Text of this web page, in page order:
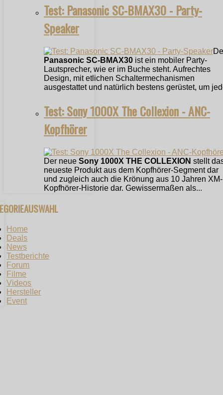
Test: Panasonic SC-BMAX30 - Party-
Speaker
Panasonic SC-BMAX30 ist ein mobiler Party-
Lautsprecher, wie er im Buche steht. Aufrechtes
Design, mit etlichen Schaltermechanismen
ausgestattet und natürlich bestens gerüstet, um
Test: Sony 1000X The Collexion - ANC-
Kopfhörer
Der neue Sony 1000X THE COLLEXION stellt
neueste Produkt aus dem Kopfhörer-Segment dar
und zugleich auch die Krönung aus 10 Jahren XM-
Kopfhörer-Historie dar. Gewissermaßen als...
Home
Deals
News
Testberichte
Forum
Filme
Videos
Hersteller
Event